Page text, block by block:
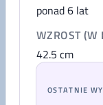
ponad 6 lat
WZROST (W
42.5 cm
OSTATNIE